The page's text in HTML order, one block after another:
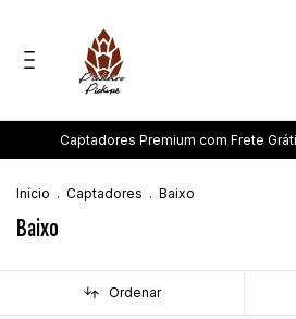
Captadores Premium com Frete
Início . Captadores . Baixo
Baixo
Ordenar